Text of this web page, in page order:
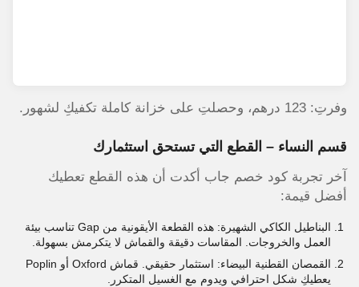
وفرتِ: 123 درهم، وحصلتِ على خزانة كاملة تكفيكِ لشهور.
قسم النساء – القطع التي تستحق استثمارك
آخر تجربة كود خصم جاب أكدت أن هذه القطع تعطيك
أفضل قيمة:
البناطيل الكاكي الشهيرة: هذه القطعة الأيقونية من Gap تناسب بيئة
العمل والخروجات. المقاسات دقيقة والقماش لا يتكرمش بسهولة.
القمصان القطنية البيضاء: استثمار حقيقي. قماش Oxford أو Poplin
يعطيكِ شكل احترافي ويدوم مع الغسيل المتكرر.